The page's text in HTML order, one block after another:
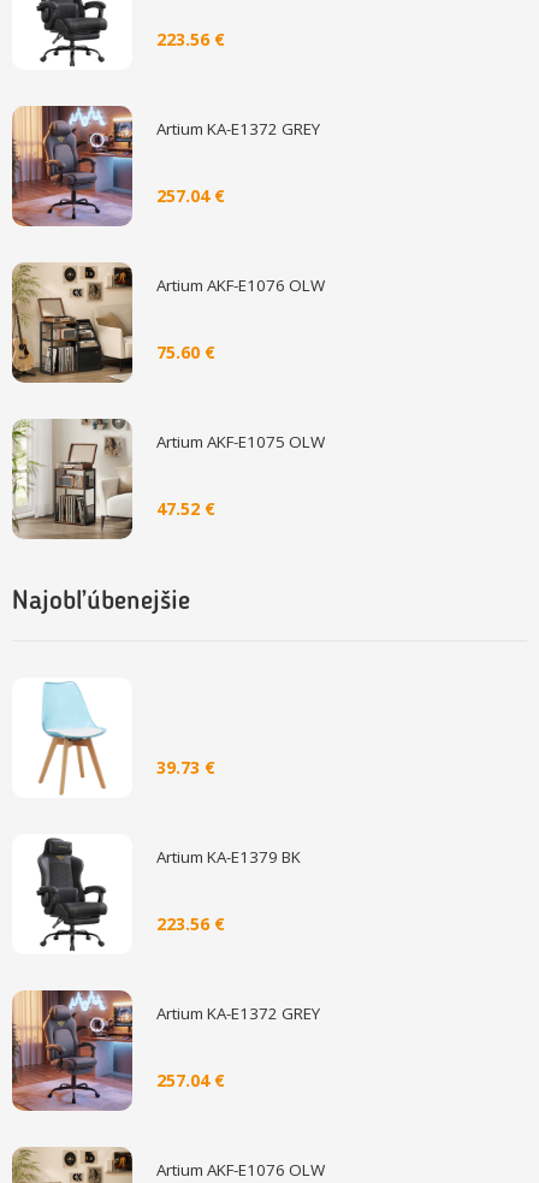
223.56 €
Artium KA-E1372 GREY
257.04 €
Artium AKF-E1076 OLW
75.60 €
Artium AKF-E1075 OLW
47.52 €
Najobľúbenejšie
39.73 €
Artium KA-E1379 BK
223.56 €
Artium KA-E1372 GREY
257.04 €
Artium AKF-E1076 OLW